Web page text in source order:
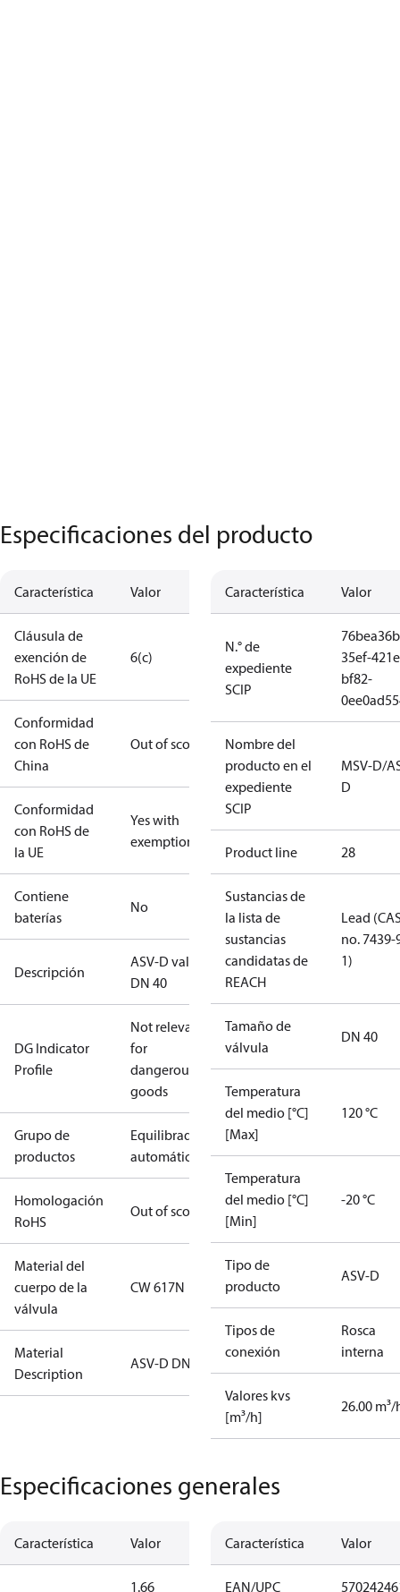
Especificaciones del producto
Característica Valor
Cláusula de
exención de
RoHS de la UE
6(c)
Conformidad
con RoHS de
China
Out of scope
Conformidad
con RoHS de
la UE
Yes with
exemptions
Contiene
baterías
No
Descripción
ASV-D valve
DN 40
DG Indicator
Profile
Not relevant
for
dangerous
goods
Grupo de
productos
Equilibrado
automático
Homologación
RoHS
Out of scope
Material del
cuerpo de la
válvula
CW 617N
Material
Description
ASV-D DN40
Característica Valor
N.° de
expediente
SCIP
35ef-
bf82-
Nombre del
producto en el
expediente
SCIP
MSV-D/
D
Product line 28
Sustancias de
la lista de
sustancias
candidatas de
REACH
Lead
no. 7439-
1)
Tamaño de
válvula
DN 40
Temperatura
del medio [°C]
[Max]
120 °C
Temperatura
del medio [°C]
[Min]
-20 °C
Tipo de
producto
ASV-D
Tipos de
conexión
Rosca
interna
Valores kvs
[m³/h]
26.00 m³/
Especificaciones generales
Característica Valor
1.66
Característica Valor
EAN/UPC